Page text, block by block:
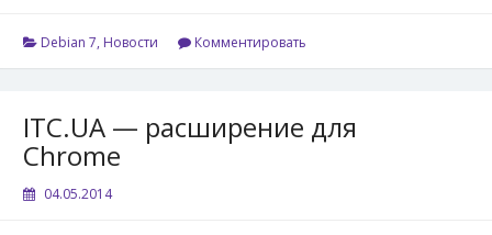
3
Classic
индикатор
клавиатуры
Debian 7, Новости Комментировать
ITC.UA — расширение для
Chrome
04.05.2014